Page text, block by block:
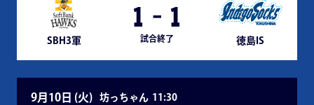
SBH3軍
1 - 1
試合終了 徳島IS
9月10日 (火) 坊っちゃん 11:30